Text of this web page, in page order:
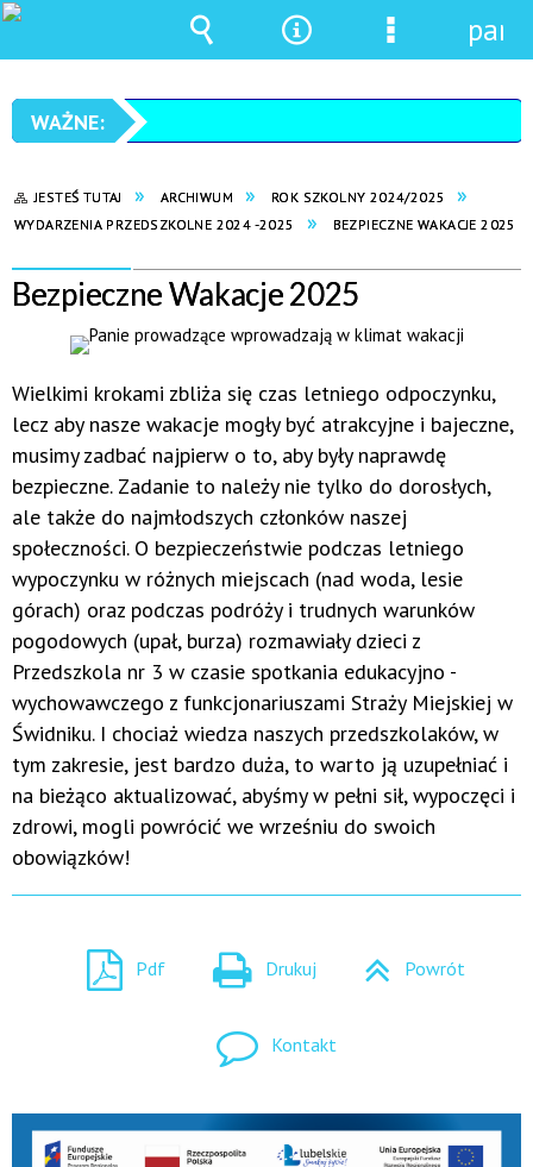
JESTEŚ TUTAJ ARCHIWUM
ROK SZKOLNY 2024/2025
WYDARZENIA PRZEDSZKOLNE 2024 -2025
BEZPIECZNE WAKACJE 2025
Bezpieczne Wakacje 2025
Wielkimi krokami zbliża się czas letniego odpoczynku,
lecz aby nasze wakacje mogły być atrakcyjne i bajeczne,
musimy zadbać najpierw o to, aby były naprawdę
bezpieczne. Zadanie to należy nie tylko do dorosłych,
ale także do najmłodszych członków naszej
społeczności. O bezpieczeństwie podczas letniego
wypoczynku w różnych miejscach (nad woda, lesie
górach) oraz podczas podróży i trudnych warunków
pogodowych (upał, burza) rozmawiały dzieci z
Przedszkola nr 3 w czasie spotkania edukacyjno -
wychowawczego z funkcjonariuszami Straży Miejskiej w
Świdniku. I chociaż wiedza naszych przedszkolaków, w
tym zakresie, jest bardzo duża, to warto ją uzupełniać i
na bieżąco aktualizować, abyśmy w pełni sił, wypoczęci i
zdrowi, mogli powrócić we wrześniu do swoich
obowiązków!
Pdf Drukuj Powrót
Kontakt
Wyszukiwarka
NarzędziaMenu
szczegółowe